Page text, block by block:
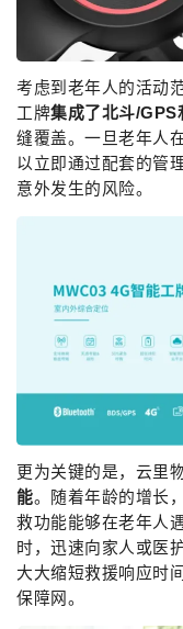
考虑到老年人的活动
工牌集成了北斗/GPS
缝覆盖。一旦老年人
以立即通过配套的管
意外发生的风险。
更为关键的是，云里
能。随着年龄的增长
救功能能够在老年人
时，迅速向家人或医
大大缩短救援响应时
保障网。